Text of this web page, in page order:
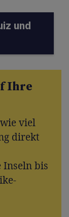
und
Ihre
viel
direkt
bis